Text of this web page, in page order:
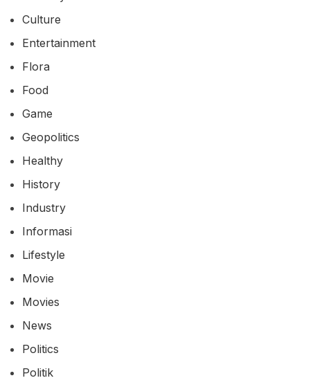
Culture
Entertainment
Flora
Food
Game
Geopolitics
Healthy
History
Industry
Informasi
Lifestyle
Movie
Movies
News
Politics
Politik